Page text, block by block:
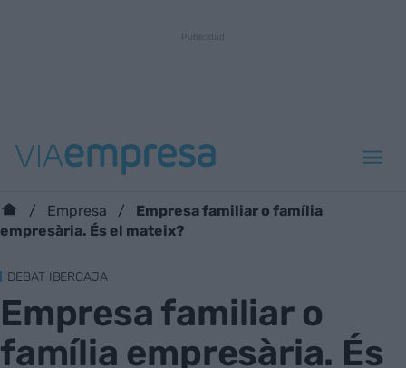
Empresa
Empresa familiar o família
empresària. És el mateix?
DEBAT IBERCAJA
Empresa familiar o
família empresària. És